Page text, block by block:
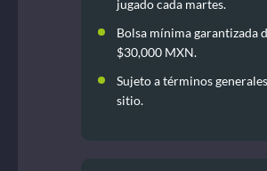
jugado cada martes.
Bolsa mínima garantizada
$30,000 MXN.
Sujeto a términos
sitio.